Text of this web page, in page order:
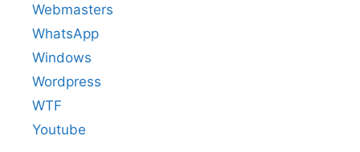
Webmasters
WhatsApp
Windows
Wordpress
WTF
Youtube